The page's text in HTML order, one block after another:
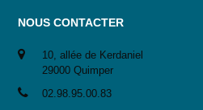
NOUS CONTACTER
10, allée de Kerdaniel
29000 Quimper
02.98.95.00.83